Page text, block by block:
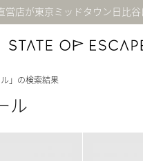
営店が東京ミッドタウン日比谷
ル」の検索結果